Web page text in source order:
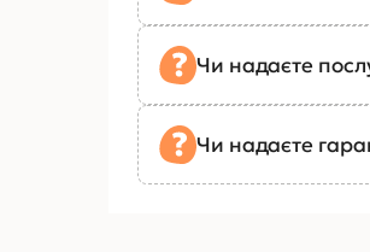
Чи надаєте
Чи надаєте